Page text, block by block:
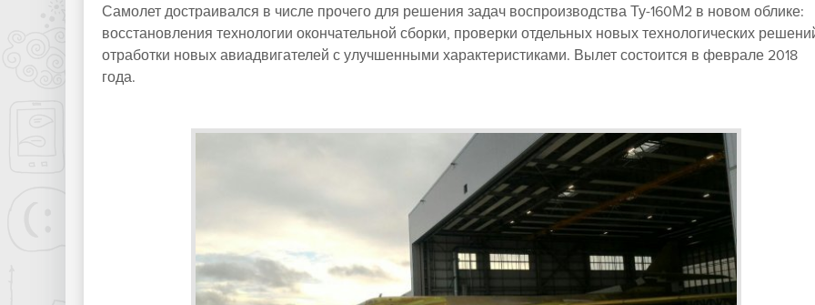
Самолет достраивался в числе прочего для решения задач воспроизводства Ту-160М2 в новом облике:
восстановления технологии окончательной сборки, проверки отдельных новых технологических
отработки новых авиадвигателей с улучшенными характеристиками. Вылет состоится в феврале 2018
года.